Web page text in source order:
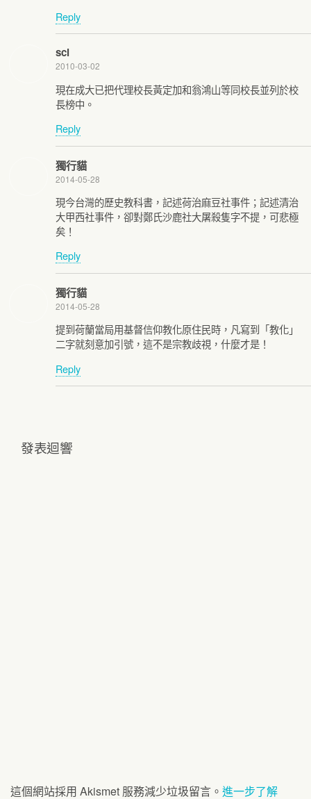
Reply
scl
2010-03-02
現在成大已把代理校長黃定加和翁鴻山等同校長並列於校
長榜中。
Reply
獨行貓
2014-05-28
現今台灣的歷史教科書，記述荷治麻豆社事件；記述清治
大甲西社事件，卻對鄭氏沙鹿社大屠殺隻字不提，可悲極
矣！
Reply
獨行貓
2014-05-28
提到荷蘭當局用基督信仰教化原住民時，凡寫到「教化」
二字就刻意加引號，這不是宗教歧視，什麼才是！
Reply
發表迴響
這個網站採用 Akismet 服務減少垃圾留言。 進一步了解